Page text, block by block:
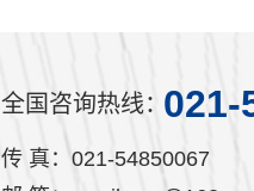
全国咨询热线：021-
传 真：021-54850067